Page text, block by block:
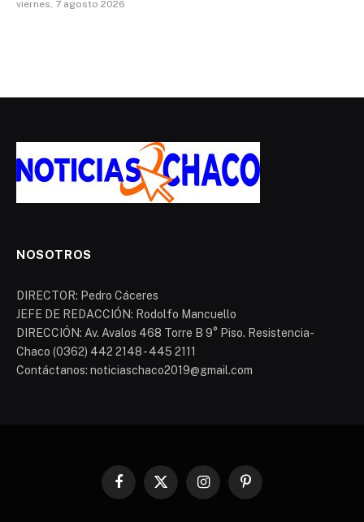
viernes, 7 agosto 2026
NOSOTROS
DIRECTOR: Pedro Cáceres
JEFE DE REDACCIÓN: Rodolfo Mancuello
DIRECCIÓN: Av. Avalos 468 Torre B 9° Piso. Resistencia-
Chaco (0362) 442 2148 - 445 2111
Contáctanos: noticiaschaco2019@gmail.com
Facebook
X
InstagramPinterest